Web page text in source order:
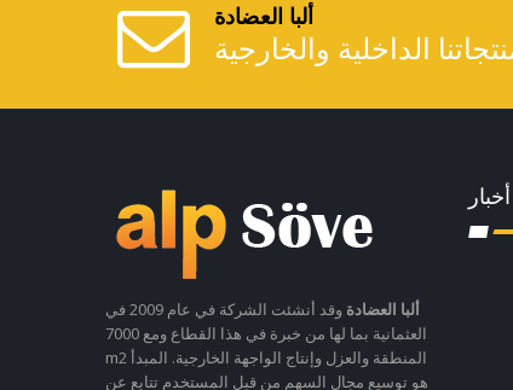
ألبا العضادة
ألبا العضادة
وقد أنشئت الشركة في عام 2009 في
العثمانية بما لها من خبرة في هذا القطاع ومع 7000
m2 المنطقة والعزل وإنتاج الواجهة الخارجية. المبدأ
هو توسيع مجال السهم من قبل المستخدم تتابع عن
أخبار